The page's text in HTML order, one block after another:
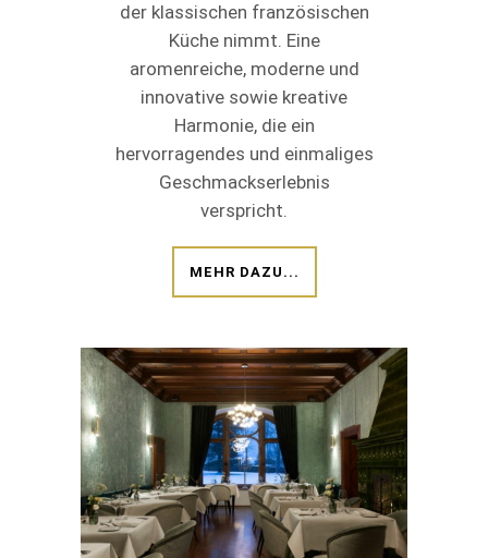
der klassischen französischen
Küche nimmt. Eine
aromenreiche, moderne und
innovative sowie kreative
Harmonie, die ein
hervorragendes und einmaliges
Geschmackserlebnis
verspricht.
MEHR DAZU...